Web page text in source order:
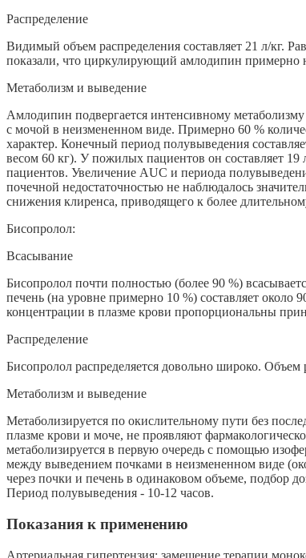
Распределение
Видимый объем распределения составляет 21 л/кг.
показали, что циркулирующий амлодипин примерно
Метаболизм и выведение
Амлодипин подвергается интенсивному
с мочой в неизмененном виде. Примерно 60 %
характер. Конечный период полувыведения
весом 60 кг). У пожилых пациентов он составляет
пациентов. Увеличение AUC и периода
почечной недостаточностью не наблюдалось
снижения клиренса, приводящего к более
Бисопролол:
Всасывание
Бисопролол почти полностью (более 90 %)
печень (на уровне примерно 10 %) составляет
концентрации в плазме крови пропорциональны
Распределение
Бисопролол распределяется довольно широко. Объем
Метаболизм и выведение
Метаболизируется по окислительному пути без
плазме крови и моче, не проявляют
метаболизируется в первую очередь с помощью
между выведением почками в неизмененном виде
через почки и печень в одинаковом объеме, подбор
Период полувыведения - 10-12 часов.
Показания к применению
Артериальная гипертензия: замещение терапии